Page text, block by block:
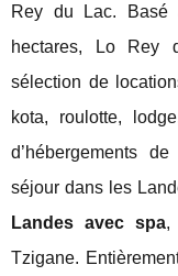
Rey du Lac. Basé
hectares, Lo Rey
sélection de
kota, roulotte,
d’hébergements
séjour dans les
Landes avec spa,
Tzigane.